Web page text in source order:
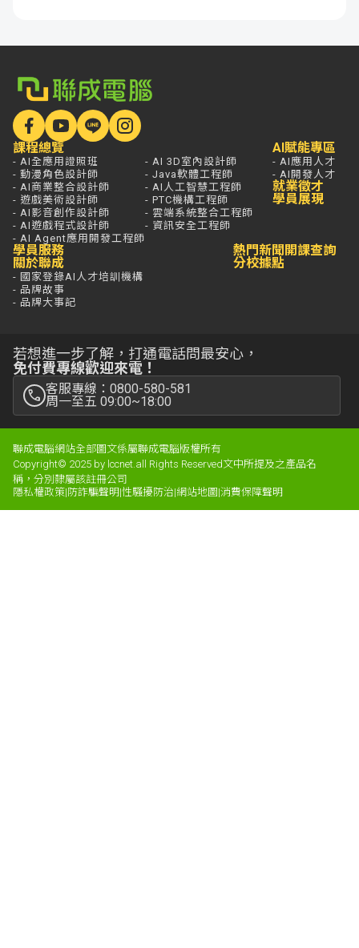
課程總覽
- AI全應用證照班
- 動漫角色設計師
- AI商業整合設計師
- 遊戲美術設計師
- AI影音創作設計師
- AI遊戲程式設計師
- AI Agent應用開發工程師
- AI 3D室內設計師
- Java軟體工程師
- AI人工智慧工程師
- PTC機構工程師
- 雲端系統整合工程師
- 資訊安全工程師
AI賦能專區
- AI應用人才
- AI開發人才
就業徵才
學員展現
學員服務
關於聯成
- 國家登錄AI人才培訓機構
- 品牌故事
- 品牌大事記
熱門新聞
分校據點
開課查詢
若想進一步了解，打通電話問最安心，
免付費專線歡迎來電！
客服專線：0800-580-581
周一至五 09:00~18:00
聯成電腦網站全部圖文係屬聯成電腦版權所有
Copyright© 2025 by lccnet.all Rights Reserved文中所提及之產品名
稱，分別隸屬該註冊公司
隱私權政策|防詐騙聲明|性騷擾防治|網站地圖 |消費保障聲明